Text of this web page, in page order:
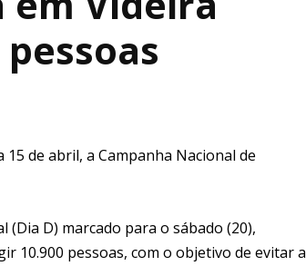
de abril, a Campanha Nacional de
(Dia D) marcado para o sábado (20),
10.900 pessoas, com o objetivo de evitar a